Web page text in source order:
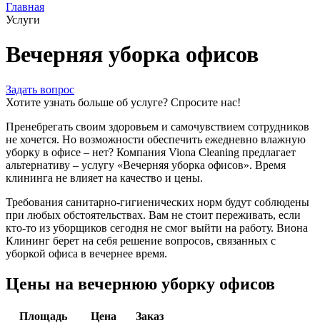
Главная
Услуги
Вечерняя уборка офисов
Задать вопрос
Хотите узнать больше об услуге? Спросите нас!
Пренебрегать своим здоровьем и самочувствием сотрудников
не хочется. Но возможности обеспечить ежедневно влажную
уборку в офисе – нет? Компания Viona Cleaning предлагает
альтернативу – услугу «Вечерняя уборка офисов». Время
клининга не влияет на качество и цены.
Требования санитарно-гигиенических норм будут соблюдены
при любых обстоятельствах. Вам не стоит переживать, если
кто-то из уборщиков сегодня не смог выйти на работу. Виона
Клининг берет на себя решение вопросов, связанных с
уборкой офиса в вечернее время.
Цены на вечернюю уборку офисов
Площадь Цена
Заказ